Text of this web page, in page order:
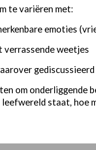
te variëren met:
emoties
weetjes
gediscussieerd
om onderliggende
staat, hoe